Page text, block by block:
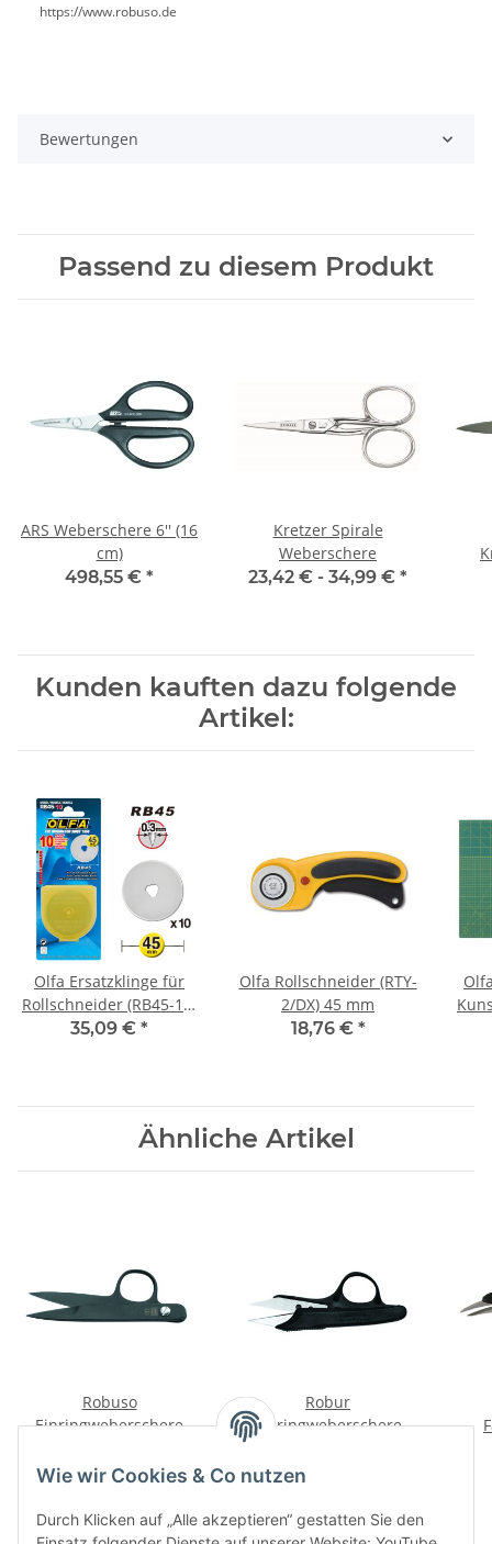
Wie wir Cookies & Co nutzen
Durch Klicken auf „Alle akzeptieren“ gestatten Sie den
https://www.robuso.de
Bewertungen
Passend zu diesem Produkt
ARS Weberschere 6'' (16
cm)
498,55 € *
Kretzer Spirale
Weberschere
23,42 € - 34,99 € *
Kunden kauften dazu folgende
Artikel:
Olfa Ersatzklinge für
Rollschneider (RB45-10)
45 mm (10 Stück)
35,09 € *
Olfa Rollschneider (RTY-
2/DX) 45 mm
18,76 € *
Ähnliche Artikel
Robuso
Einringweberschere
gerade
Robur
Einringweberschere